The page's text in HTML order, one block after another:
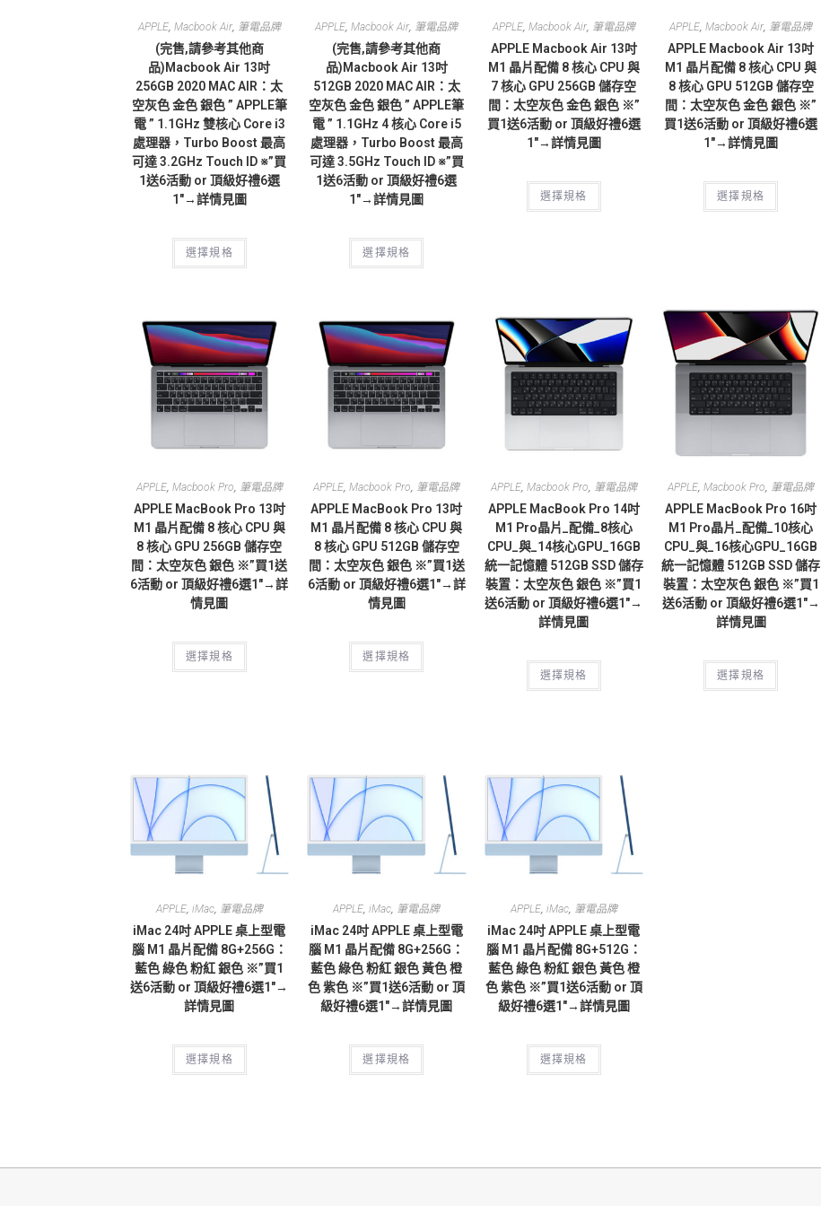
APPLE, Macbook Air, 筆電品牌
(完售,請參考其他商
品)Macbook Air 13吋
256GB 2020 MAC AIR：太
空灰色 金色 銀色 ” APPLE筆
電 ” 1.1GHz 雙核心 Core i3
處理器，Turbo Boost 最高
可達 3.2GHz Touch ID ※”買
1送6活動 or 頂級好禮6選
1″→詳情見圖
選擇規格
APPLE,Macbook Air, 筆電品牌
(完售,請參考其他商
品)Macbook Air 13吋
512GB 2020 MAC AIR：太
空灰色 金色 銀色 ” APPLE筆
電 ” 1.1GHz 4 核心 Core i5
處理器，Turbo Boost 最高
可達 3.5GHz Touch ID ※”買
1送6活動 or 頂級好禮6選
1″→詳情見圖
選擇規格
APPLE, Macbook Air, 筆電品牌
APPLE Macbook Air 13吋
M1 晶片配備 8 核心 CPU 與
7 核心 GPU 256GB 儲存空
間：太空灰色 金色 銀色 ※”
買1送6活動 or 頂級好禮6選
1″→詳情見圖
選擇規格
APPLE,Macbook Air, 筆電品牌
APPLE Macbook Air 13吋
M1 晶片配備 8 核心 CPU 與
8 核心 GPU 512GB 儲存空
間：太空灰色 金色 銀色 ※”
買1送6活動 or 頂級好禮6選
1″→詳情見圖
選擇規格
APPLE, Macbook Pro, 筆電品牌
APPLE MacBook Pro 13吋
M1 晶片配備 8 核心 CPU 與
8 核心 GPU 256GB 儲存空
間：太空灰色 銀色 ※”買1送
6活動 or 頂級好禮6選1″→詳
情見圖
選擇規格
APPLE,Macbook Pro, 筆電品牌
APPLE MacBook Pro 13吋
M1 晶片配備 8 核心 CPU 與
8 核心 GPU 512GB 儲存空
間：太空灰色 銀色 ※”買1送
6活動 or 頂級好禮6選1″→詳
情見圖
選擇規格
APPLE, Macbook Pro, 筆電品牌
APPLE MacBook Pro 14吋
M1 Pro晶片_配備_8核心
CPU_與_14核心GPU_16GB
統一記憶體 512GB SSD 儲存
裝置：太空灰色 銀色 ※”買1
送6活動 or 頂級好禮6選1″→
詳情見圖
選擇規格
APPLE,Macbook Pro, 筆電品牌
APPLE MacBook Pro 16吋
M1 Pro晶片_配備_10核心
CPU_與_16核心GPU_16GB
統一記憶體 512GB SSD 儲存
裝置：太空灰色 銀色 ※”買1
送6活動 or 頂級好禮6選1″→
詳情見圖
選擇規格
APPLE, iMac, 筆電品牌
iMac 24吋 APPLE 桌上型電
腦 M1 晶片配備 8G+256G：
藍色 綠色 粉紅 銀色 ※”買1
送6活動 or 頂級好禮6選1″→
詳情見圖
選擇規格
APPLE,iMac, 筆電品牌
iMac 24吋 APPLE 桌上型電
腦 M1 晶片配備 8G+256G：
藍色 綠色 粉紅 銀色 黃色 橙
色 紫色 ※”買1送6活動 or 頂
級好禮6選1″→詳情見圖
選擇規格
APPLE, iMac, 筆電品牌
iMac 24吋 APPLE 桌上型電
腦 M1 晶片配備 8G+512G：
藍色 綠色 粉紅 銀色 黃色 橙
色 紫色 ※”買1送6活動 or 頂
級好禮6選1″→詳情見圖
選擇規格